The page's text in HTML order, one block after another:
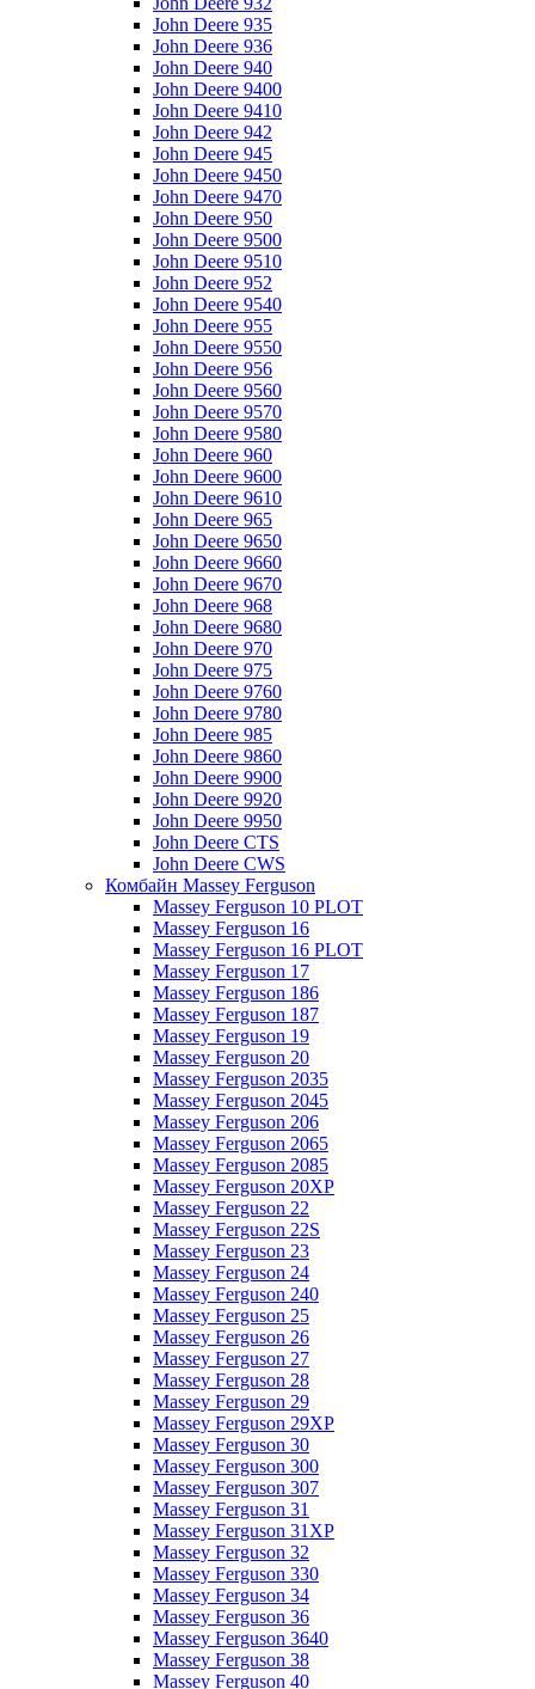
John Deere 935
John Deere 936
John Deere 940
John Deere 9400
John Deere 9410
John Deere 942
John Deere 945
John Deere 9450
John Deere 9470
John Deere 950
John Deere 9500
John Deere 9510
John Deere 952
John Deere 9540
John Deere 955
John Deere 9550
John Deere 956
John Deere 9560
John Deere 9570
John Deere 9580
John Deere 960
John Deere 9600
John Deere 9610
John Deere 965
John Deere 9650
John Deere 9660
John Deere 9670
John Deere 968
John Deere 9680
John Deere 970
John Deere 975
John Deere 9760
John Deere 9780
John Deere 985
John Deere 9860
John Deere 9900
John Deere 9920
John Deere 9950
John Deere CTS
John Deere CWS
Комбайн Massey Ferguson
Massey Ferguson 10 PLOT
Massey Ferguson 16
Massey Ferguson 16 PLOT
Massey Ferguson 17
Massey Ferguson 186
Massey Ferguson 187
Massey Ferguson 19
Massey Ferguson 20
Massey Ferguson 2035
Massey Ferguson 2045
Massey Ferguson 206
Massey Ferguson 2065
Massey Ferguson 2085
Massey Ferguson 20XP
Massey Ferguson 22
Massey Ferguson 22S
Massey Ferguson 23
Massey Ferguson 24
Massey Ferguson 240
Massey Ferguson 25
Massey Ferguson 26
Massey Ferguson 27
Massey Ferguson 28
Massey Ferguson 29
Massey Ferguson 29XP
Massey Ferguson 30
Massey Ferguson 300
Massey Ferguson 307
Massey Ferguson 31
Massey Ferguson 31XP
Massey Ferguson 32
Massey Ferguson 330
Massey Ferguson 34
Massey Ferguson 36
Massey Ferguson 3640
Massey Ferguson 38
Massey Ferguson 40